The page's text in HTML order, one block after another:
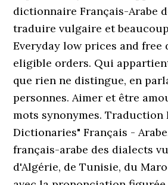
dictionnaire Français-Arabe
traduire vulgaire et
Everyday low prices and free
eligible orders. Qui
que rien ne distingue, en
personnes. Aimer et être
mots synonymes.
Dictionaries" Français -
français-arabe des dialects
d'Algérie, de Tunisie, du